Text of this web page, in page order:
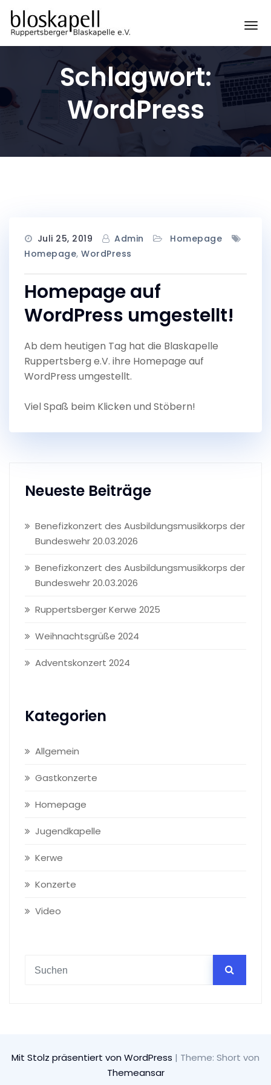
Zum
Inhalt
springen
Schlagwort:
WordPress
Juli 25, 2019 Admin
Homepage
Homepage, WordPress
Homepage auf
WordPress umgestellt!
Ab dem heutigen Tag hat die Blaskapelle
Ruppertsberg e.V. ihre Homepage auf
WordPress umgestellt.
Viel Spaß beim Klicken und Stöbern!
Neueste Beiträge
Benefizkonzert des Ausbildungsmusikkorps der
Bundeswehr 20.03.2026
Benefizkonzert des Ausbildungsmusikkorps der
Bundeswehr 20.03.2026
Ruppertsberger Kerwe 2025
Weihnachtsgrüße 2024
Adventskonzert 2024
Kategorien
Allgemein
Gastkonzerte
Homepage
Jugendkapelle
Kerwe
Konzerte
Video
Mit Stolz präsentiert von WordPress | Theme: Short von
Themeansar